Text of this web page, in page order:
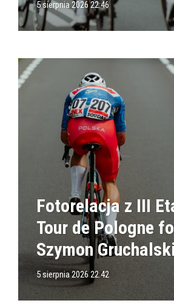
5 sierpnia 2026 22:46
Fotorelacja z III
Tour de Pologne
Szymon
5 sierpnia 2026 22:42